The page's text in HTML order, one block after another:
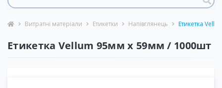
Витратні матеріали Етикетки Напівглянець Етикетка
Етикетка Vellum 95мм х 59мм / 1000шт